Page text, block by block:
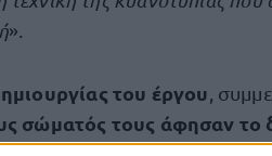
».
του έργου ,
σώματός τους άφησαν το